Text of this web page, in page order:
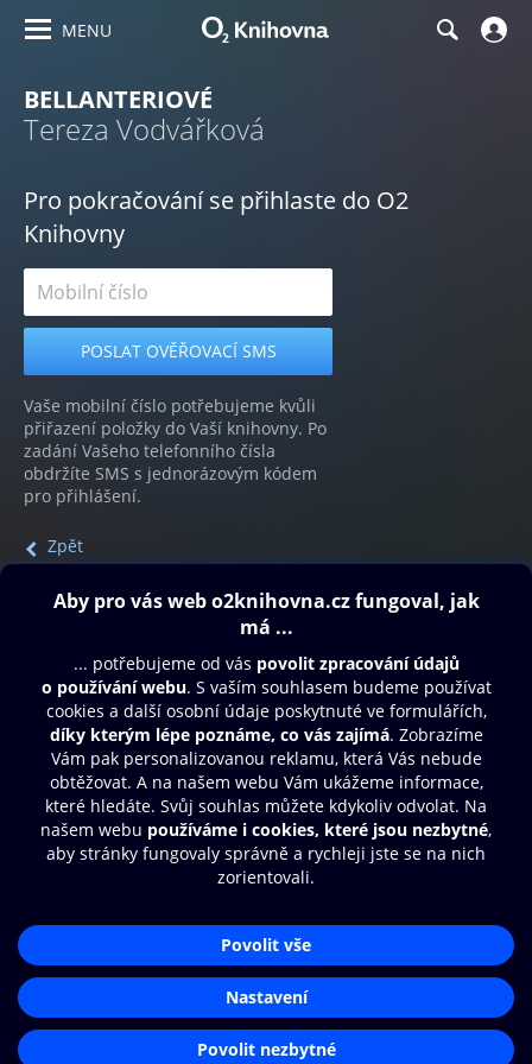
MENU
BELLANTERIOVÉ
Tereza Vodvářková
Pro pokračování se přihlaste do O2
Knihovny
Vaše mobilní číslo potřebujeme kvůli
přiřazení položky do Vaší knihovny. Po
zadání Vašeho telefonního čísla
obdržíte SMS s jednorázovým kódem
pro přihlášení.
Zpět
Obsah ke stažení
Moje O2 Knihovna
Další zábava
© O2 Czech Republic a.s.
Přístupnost
Zásady zpracování osobních údajů
Nastavení cookies
Aplikace O2 Knihovna
Čti a poslouchej své e-knihy a
audioknihy rychleji a pohodlněji.